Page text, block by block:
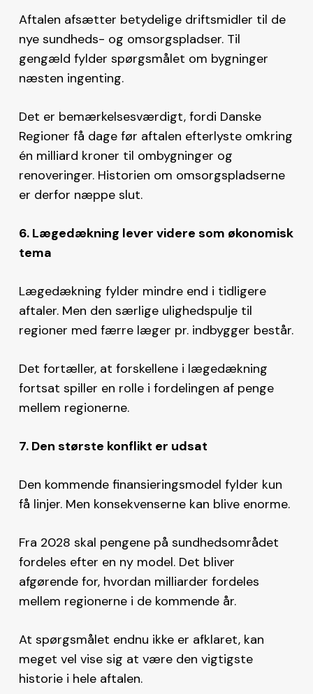
Aftalen afsætter betydelige driftsmidler til de
nye sundheds- og omsorgspladser. Til
gengæld fylder spørgsmålet om bygninger
næsten ingenting.
Det er bemærkelsesværdigt, fordi Danske
Regioner få dage før aftalen efterlyste omkring
én milliard kroner til ombygninger og
renoveringer. Historien om omsorgspladserne
er derfor næppe slut.
6. Lægedækning lever videre som økonomisk
tema
Lægedækning fylder mindre end i tidligere
aftaler. Men den særlige ulighedspulje til
regioner med færre læger pr. indbygger består.
Det fortæller, at forskellene i lægedækning
fortsat spiller en rolle i fordelingen af penge
mellem regionerne.
7. Den største konflikt er udsat
Den kommende finansieringsmodel fylder kun
få linjer. Men konsekvenserne kan blive enorme.
Fra 2028 skal pengene på sundhedsområdet
fordeles efter en ny model. Det bliver
afgørende for, hvordan milliarder fordeles
mellem regionerne i de kommende år.
At spørgsmålet endnu ikke er afklaret, kan
meget vel vise sig at være den vigtigste
historie i hele aftalen.